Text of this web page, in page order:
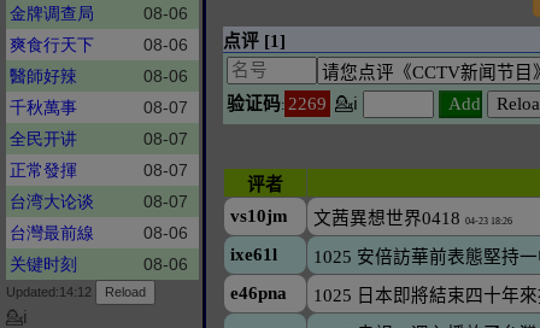
金牌调查局
08-06
爽食行天下
08-06
醫師好辣
08-06
千秋萬事
08-07
全民开讲
08-07
正常發揮
08-07
台湾大论谈
08-07
台灣最前線
08-06
关键时刻
08-06
Updated:14:12
💁ℹ